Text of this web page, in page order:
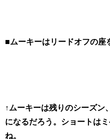
■ムーキーはリードオフの座
↑ムーキーは残りのシーズン
になるだろう。ショートは
ね。